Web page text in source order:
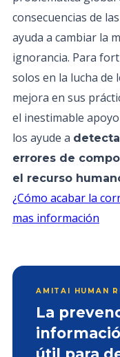
consecuencias de
ayuda a cambiar la
ignorancia. Para
solos en la lucha
mejora en sus
el inestimable
los ayude a
errores de
el recurso
¿Cómo acabar la
mas información
AMITAI HUMAN
La